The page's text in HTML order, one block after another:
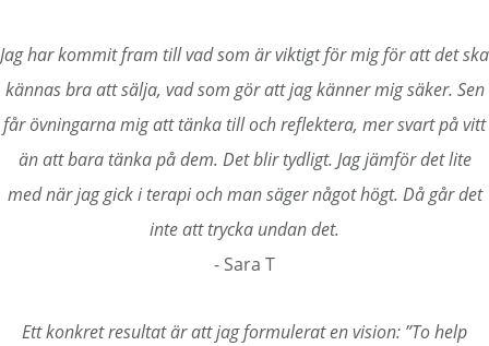
Jag har kommit fram till vad som är viktigt för mig för att det ska
kännas bra att sälja, vad som gör att jag känner mig säker. Sen
får övningarna mig att tänka till och reflektera, mer svart på vitt
än att bara tänka på dem. Det blir tydligt. Jag jämför det lite
med när jag gick i terapi och man säger något högt. Då går det
inte att trycka undan det.
- Sara T
Ett konkret resultat är att jag formulerat en vision: ”To help